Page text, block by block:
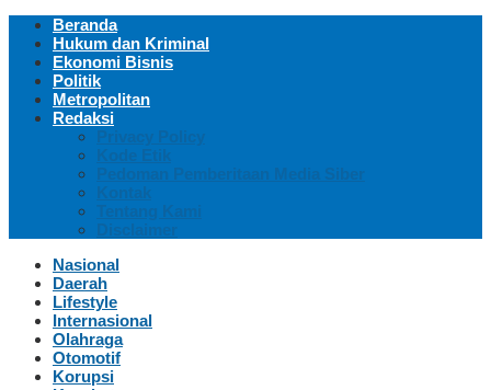
Beranda
Hukum dan Kriminal
Ekonomi Bisnis
Politik
Metropolitan
Redaksi
Privacy Policy
Kode Etik
Pedoman Pemberitaan Media Siber
Kontak
Tentang Kami
Disclaimer
Nasional
Daerah
Lifestyle
Internasional
Olahraga
Otomotif
Korupsi